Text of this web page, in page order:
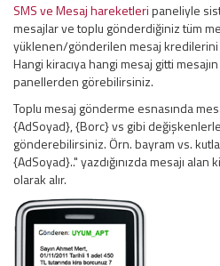
SMS ve Mesaj hareketleripaneliyle
mesajlar ve toplu gönderdiğiniz tüm
yüklenen/gönderilen mesaj
Hangi kiracıya hangi mesaj gitti
panellerden görebilirsiniz.
Toplu mesaj gönderme esnasında
{AdSoyad}, {Borc} vs gibi
gönderebilirsiniz. Örn. bayram vs.
{AdSoyad}.." yazdığınızda mesajı
olarak alır.